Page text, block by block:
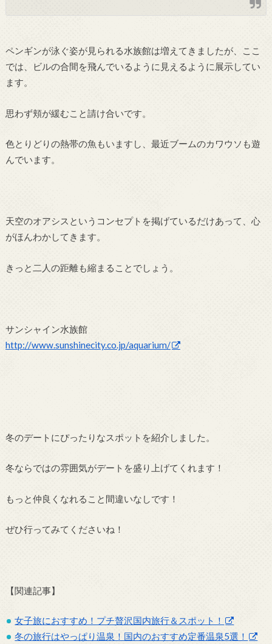
ペンギンが泳ぐ姿が見られる水族館は増えてきましたが、ここ
では、ビルの合間を飛んでいるように見えるように展示してい
ます。
思わず頬が緩むこと請け合いです。
色とりどりの熱帯の魚もいますし、最近ブームのカワウソも遊
んでいます。
天空のオアシスというコンセプトを掲げているだけあって、心
がほんわかしてきます。
きっと二人の距離も縮まることでしょう。
サンシャイン水族館
http://www.sunshinecity.co.jp/aquarium/
冬のデートにぴったりなスポットを紹介しました。
冬ならではの雰囲気がデートを盛り上げてくれます！
もっと仲良くなれること間違いなしです！
ぜひ行ってみてくださいね！
【関連記事】
女子旅におすすめ！プチ贅沢国内旅行＆スポット！
冬の旅行はやっぱり温泉！国内のおすすめ定番温泉5選！